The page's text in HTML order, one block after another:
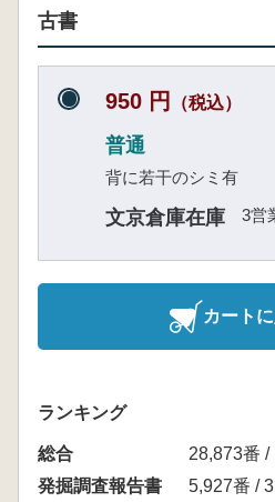
古書
950 円 （税込）
普通
背に若干のシミ有
文京倉庫在庫 3営
カート
ランキング
総合
28,873番
発掘調査報告書
5,927番 /